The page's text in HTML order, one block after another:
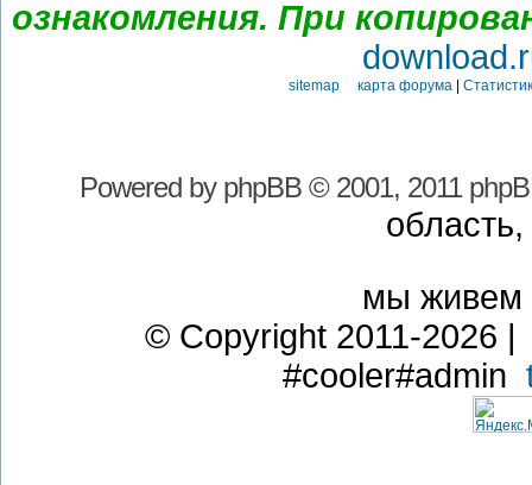
ознакомления. При
sitemap карта форума|
Powered by phpBB© 2001, 2011
мы
© Copyright 2011-2026
#cooler#admin